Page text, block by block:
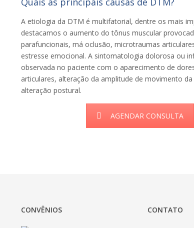
A etiologia da DTM é multifatorial, dentre os mais
destacamos o aumento do tônus muscular
parafuncionais, má oclusão, microtraumas
estresse emocional. A sintomatologia dolorosa ou
observada no paciente com o aparecimento de
articulares, alteração da amplitude de movimento
alteração postural.
AGENDAR CONSULTA
CONVÊNIOS CONTATO